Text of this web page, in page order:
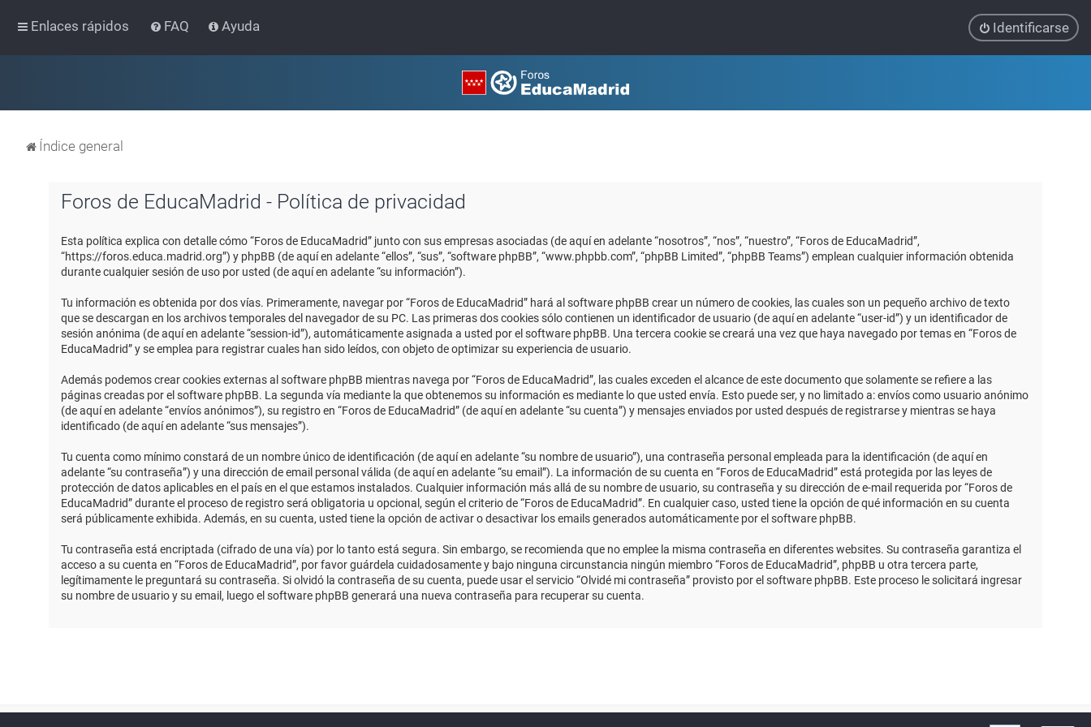
Enlaces rápidos FAQ Ayuda Identificarse
Índice general
Foros de EducaMadrid - Política de privacidad
Esta política explica con detalle cómo “Foros de EducaMadrid” junto con sus empresas asociadas (de aquí en adelante “nosotros”, “nos”, “nuestro”, “Foros de EducaMadrid”,
“https://foros.educa.madrid.org”) y phpBB (de aquí en adelante “ellos”, “sus”, “software phpBB”, “www.phpbb.com”, “phpBB Limited”, “phpBB Teams”) emplean cualquier información obtenida
durante cualquier sesión de uso por usted (de aquí en adelante “su información”).
Tu información es obtenida por dos vías. Primeramente, navegar por “Foros de EducaMadrid” hará al software phpBB crear un número de cookies, las cuales son un pequeño archivo de texto
que se descargan en los archivos temporales del navegador de su PC. Las primeras dos cookies sólo contienen un identificador de usuario (de aquí en adelante “user-id”) y un identificador de
sesión anónima (de aquí en adelante “session-id”), automáticamente asignada a usted por el software phpBB. Una tercera cookie se creará una vez que haya navegado por temas en “Foros de
EducaMadrid” y se emplea para registrar cuales han sido leídos, con objeto de optimizar su experiencia de usuario.
Además podemos crear cookies externas al software phpBB mientras navega por “Foros de EducaMadrid”, las cuales exceden el alcance de este documento que solamente se refiere a las
páginas creadas por el software phpBB. La segunda vía mediante la que obtenemos su información es mediante lo que usted envía. Esto puede ser, y no limitado a: envíos como usuario anónimo
(de aquí en adelante “envíos anónimos”), su registro en “Foros de EducaMadrid” (de aquí en adelante “su cuenta”) y mensajes enviados por usted después de registrarse y mientras se haya
identificado (de aquí en adelante “sus mensajes”).
Tu cuenta como mínimo constará de un nombre único de identificación (de aquí en adelante “su nombre de usuario”), una contraseña personal empleada para la identificación (de aquí en
adelante “su contraseña”) y una dirección de email personal válida (de aquí en adelante “su email”). La información de su cuenta en “Foros de EducaMadrid” está protegida por las leyes de
protección de datos aplicables en el país en el que estamos instalados. Cualquier información más allá de su nombre de usuario, su contraseña y su dirección de e-mail requerida por “Foros de
EducaMadrid” durante el proceso de registro será obligatoria u opcional, según el criterio de “Foros de EducaMadrid”. En cualquier caso, usted tiene la opción de qué información en su cuenta
será públicamente exhibida. Además, en su cuenta, usted tiene la opción de activar o desactivar los emails generados automáticamente por el software phpBB.
Tu contraseña está encriptada (cifrado de una vía) por lo tanto está segura. Sin embargo, se recomienda que no emplee la misma contraseña en diferentes websites. Su contraseña garantiza el
acceso a su cuenta en “Foros de EducaMadrid”, por favor guárdela cuidadosamente y bajo ninguna circunstancia ningún miembro “Foros de EducaMadrid”, phpBB u otra tercera parte,
legítimamente le preguntará su contraseña. Si olvidó la contraseña de su cuenta, puede usar el servicio “Olvidé mi contraseña” provisto por el software phpBB. Este proceso le solicitará ingresar
su nombre de usuario y su email, luego el software phpBB generará una nueva contraseña para recuperar su cuenta.